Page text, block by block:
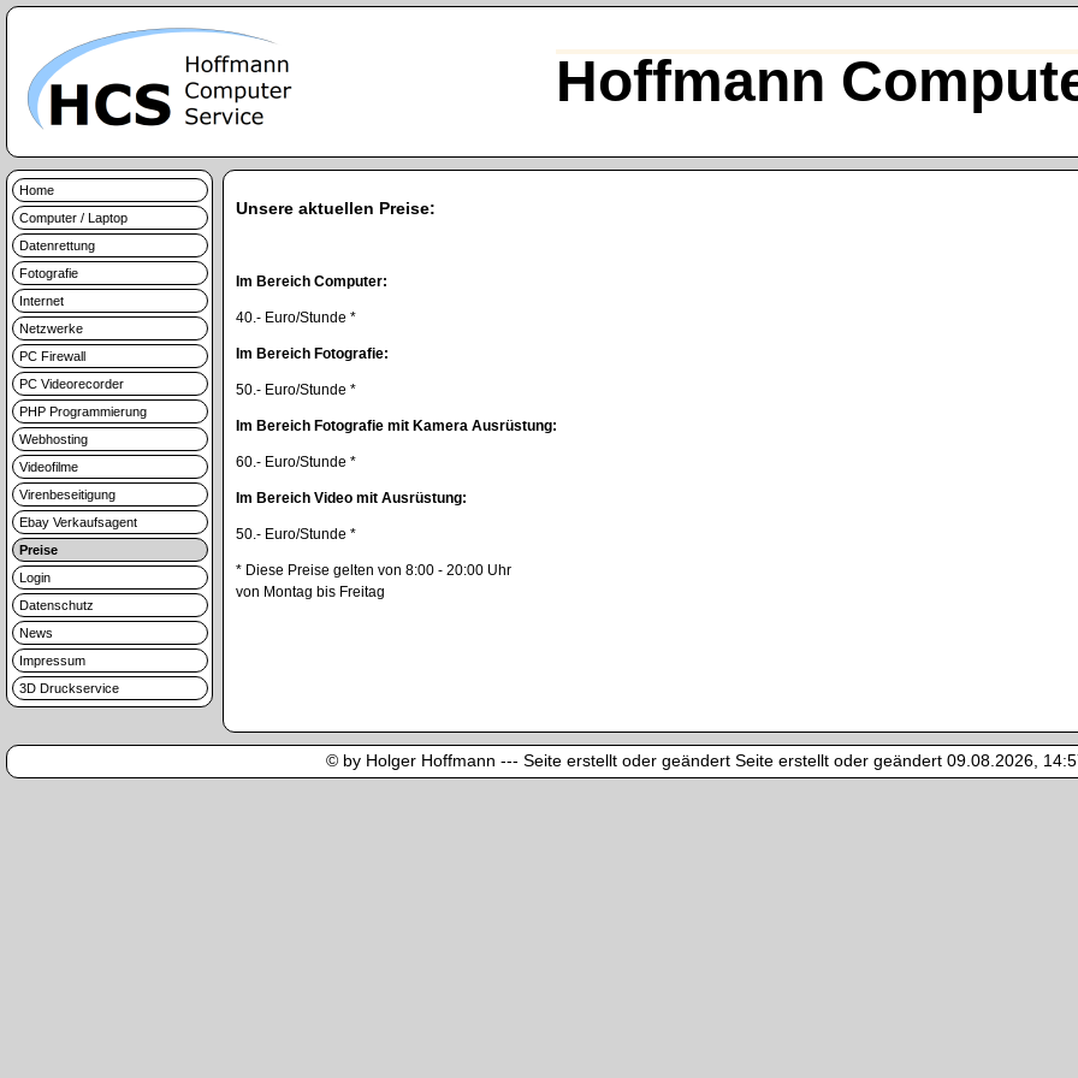
Hoffmann
Home
Computer / Laptop
Datenrettung
Fotografie
Internet
Netzwerke
PC Firewall
PC Videorecorder
PHP Programmierung
Webhosting
Videofilme
Virenbeseitigung
Ebay Verkaufsagent
Preise
Login
Datenschutz
News
Impressum
3D Druckservice
Unsere aktuellen Preise:
Im Bereich Computer:
40.- Euro/Stunde *
Im Bereich Fotografie:
50.- Euro/Stunde *
Im Bereich Fotografie mit Kamera Ausrüstung:
60.- Euro/Stunde *
Im Bereich Video mit Ausrüstung:
50.- Euro/Stunde *
* Diese Preise gelten von 8:00 - 20:00 Uhr
von Montag bis Freitag
© by Holger Hoffmann --- Seite erstellt oder geändert Seite erstellt oder geändert 09.08.2026,